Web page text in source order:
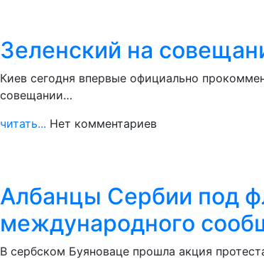
Зеленский на
Киев сегодня впервые официально
совещании…
читать... Нет комментариев
Албанцы Сербии под
международного
В сербском Буяноваце прошла акция